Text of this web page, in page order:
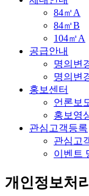
84㎡A
84㎡B
104㎡A
공급안내
명의변
명의변
홍보센터
언론보
홍보영
관심고객등록
관심고
이벤트
개인정보처